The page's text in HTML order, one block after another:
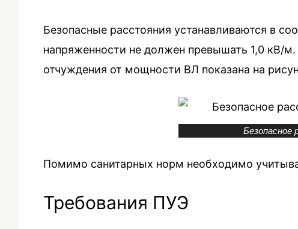
Безопасные расстояния устанавливаются в
напряженности не должен превышать 1,0 кВ/
отчуждения от мощности ВЛ показана на
Безопасное
Помимо санитарных норм необходимо
Требования ПУЭ